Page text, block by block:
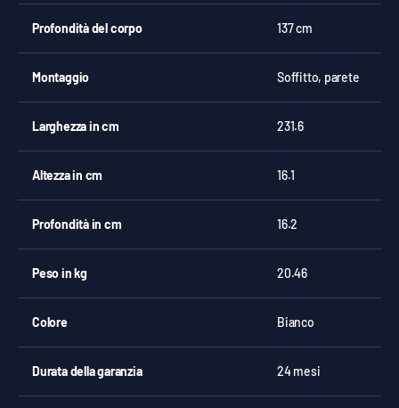
Profondità del corpo 137 cm
Montaggio Soffitto, parete
Larghezza in cm 231.6
Altezza in cm 16.1
Profondità in cm 16.2
Peso in kg 20.46
Colore Bianco
Durata della garanzia 24 mesi